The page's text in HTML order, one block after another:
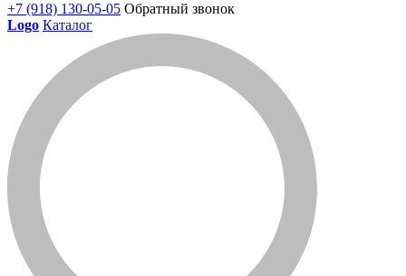
+7 (918) 130-05-05 Обратный звонок
Logo Каталог